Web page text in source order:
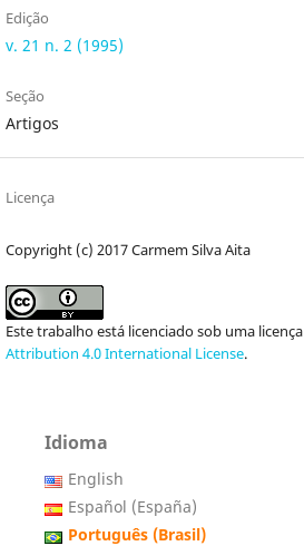
Edição
v. 21 n. 2 (1995)
Seção
Artigos
Licença
Copyright (c) 2017 Carmem Silva Aita
Este trabalho está licenciado sob uma licença
Attribution 4.0 International License.
Idioma
English
Español (España)
Português (Brasil)